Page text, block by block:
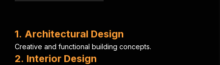
1. Architectural Design
Creative and functional building concepts.
2. Interior Design